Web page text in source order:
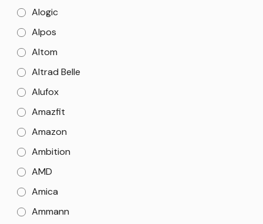
Alogic
Alpos
Altom
Altrad Belle
Alufox
Amazfit
Amazon
Ambition
AMD
Amica
Ammann